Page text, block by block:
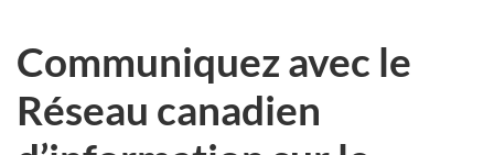
Communiquez avec le
Réseau canadien